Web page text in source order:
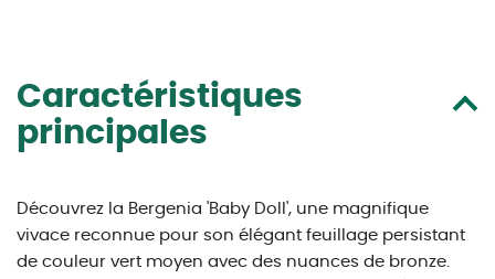
Caractéristiques
principales
Découvrez la Bergenia 'Baby Doll', une magnifique
vivace reconnue pour son élégant feuillage persistant
de couleur vert moyen avec des nuances de bronze.